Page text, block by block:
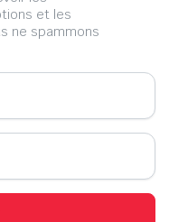
et les
ne spammons